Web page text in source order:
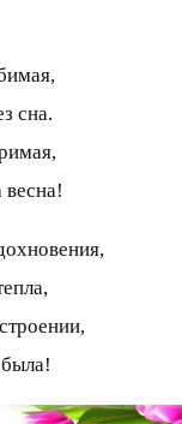
сна.
весна!